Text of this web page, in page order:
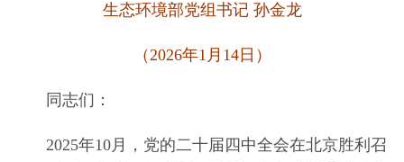
生态环境部党组书记 孙金龙
（2026年1月14日）
同志们：
2025年10月，党的二十届四中全会在北京胜利召